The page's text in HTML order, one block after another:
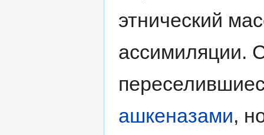
этнический
ассимиляции.
ашкеназами,